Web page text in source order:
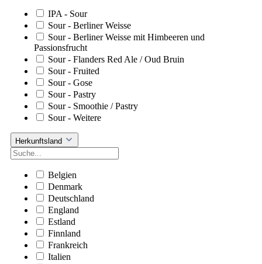
IPA - Sour
Sour - Berliner Weisse
Sour - Berliner Weisse mit Himbeeren und
Passionsfrucht
Sour - Flanders Red Ale / Oud Bruin
Sour - Fruited
Sour - Gose
Sour - Pastry
Sour - Smoothie / Pastry
Sour - Weitere
Herkunftsland
Belgien
Denmark
Deutschland
England
Estland
Finnland
Frankreich
Italien